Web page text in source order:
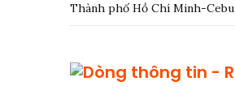
Thành phố Hồ Chí Minh-Cebu